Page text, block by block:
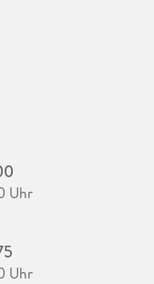
Uhr
Uhr